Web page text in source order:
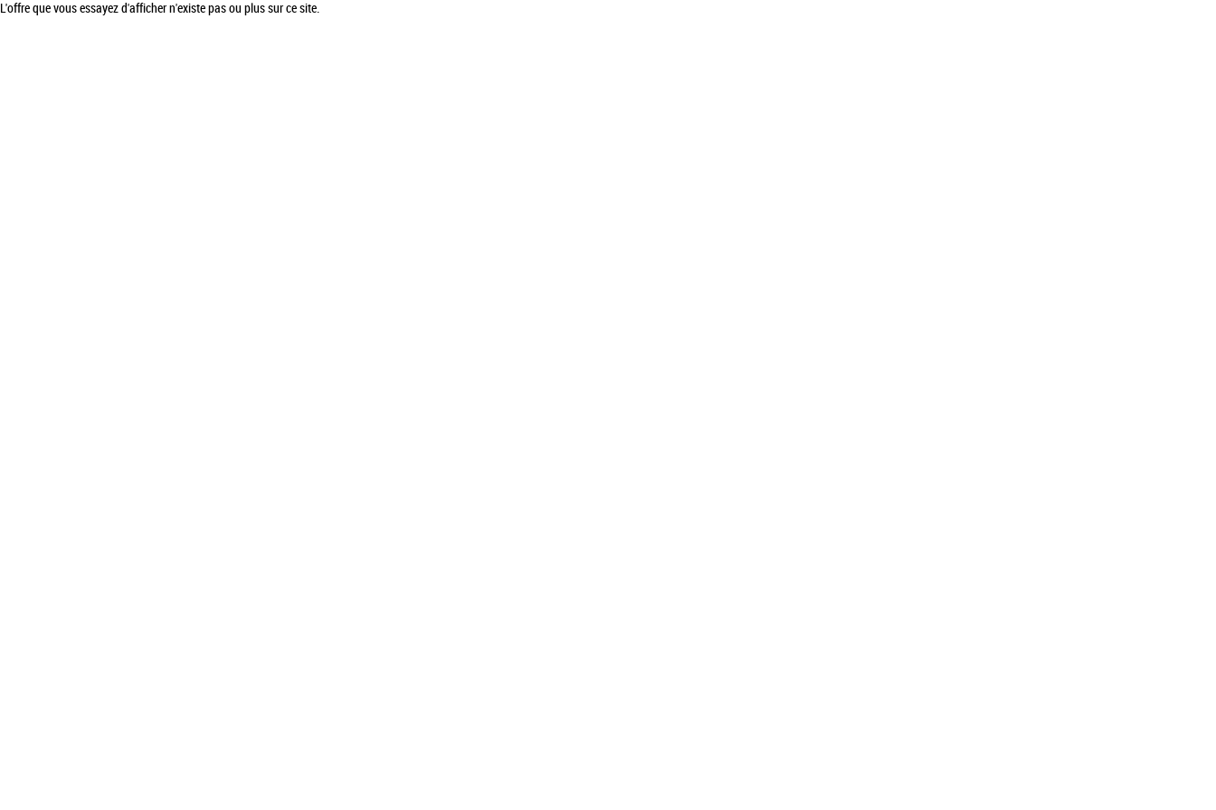
L'offre que vous essayez d'afficher n'existe pas ou plus sur ce site.